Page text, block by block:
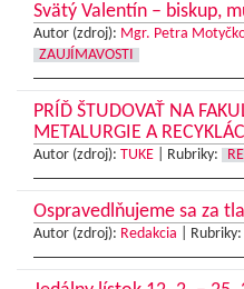
Svätý Valentín – biskup,
Autor (zdroj): Mgr. Petra
ZAUJÍMAVOSTI
PRÍĎ ŠTUDOVAŤ NA
METALURGIE A
Autor (zdroj): TUKE Rubriky:
Ospravedlňujeme sa za
Autor (zdroj): Redakcia Rubriky: